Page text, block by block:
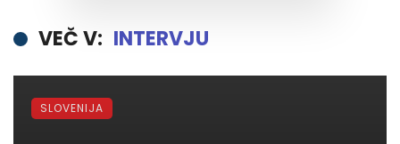
VEČ V: INTERVJU
SLOVENIJA